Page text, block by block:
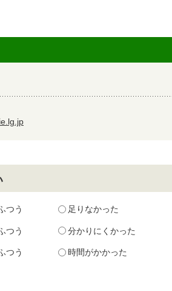
つう 足りなかった
つう 分かりにくかった
つう 時間がかかった